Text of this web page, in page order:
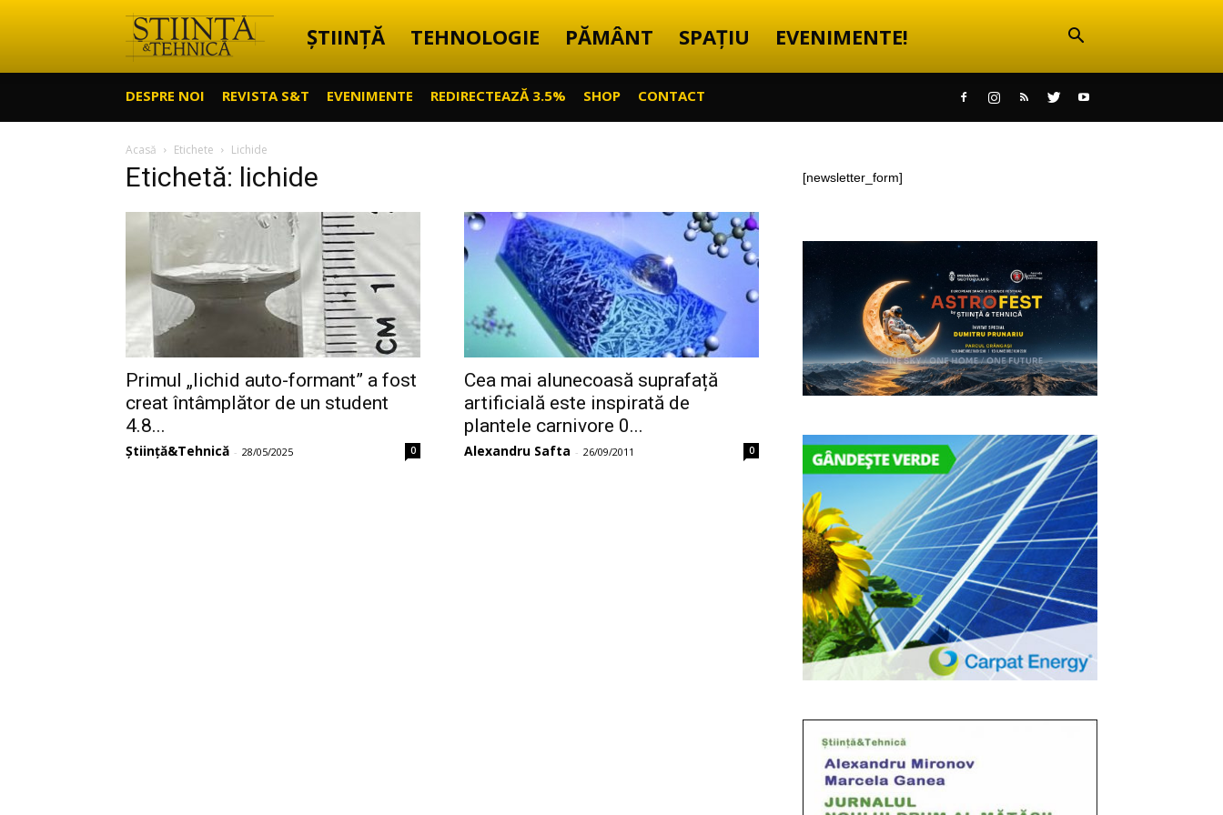
Știință
Tehnică
ȘTIINȚĂ TEHNOLOGIE PĂMÂNT SPAȚIU EVENIMENTE!
DESPRE NOI REVISTA S&T EVENIMENTE REDIRECTEAZĂ 3.5% SHOP CONTACT
Acasă Etichete Lichide
Etichetă: lichide
Primul „lichid auto-formant” a fost
creat întâmplător de un student
4.8...
Știință&Tehnică - 28/05/2025 0
Cea mai alunecoasă suprafață
artificială este inspirată de
plantele carnivore 0...
Alexandru Safta - 26/09/2011 0
[newsletter_form]